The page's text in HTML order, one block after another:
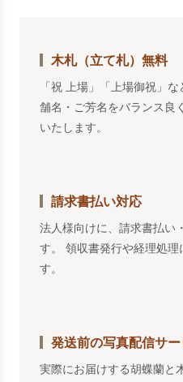
木札（立て札）無料
「祝 上場」「上場御祝」
舗名・ご芳名をバランス良
いたします。
請求書払い対応
法人様向けに、請求書払い
す。 領収書発行や経理処理
す。
発送前の写真配信サー
実際にお届けする胡蝶蘭と